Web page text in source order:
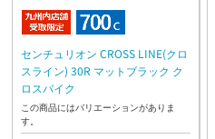
センチュリオン CROSS LINE(クロ
スライン) 30R マットブラック ク
ロスバイク
この商品にはバリエーションがありま
す。